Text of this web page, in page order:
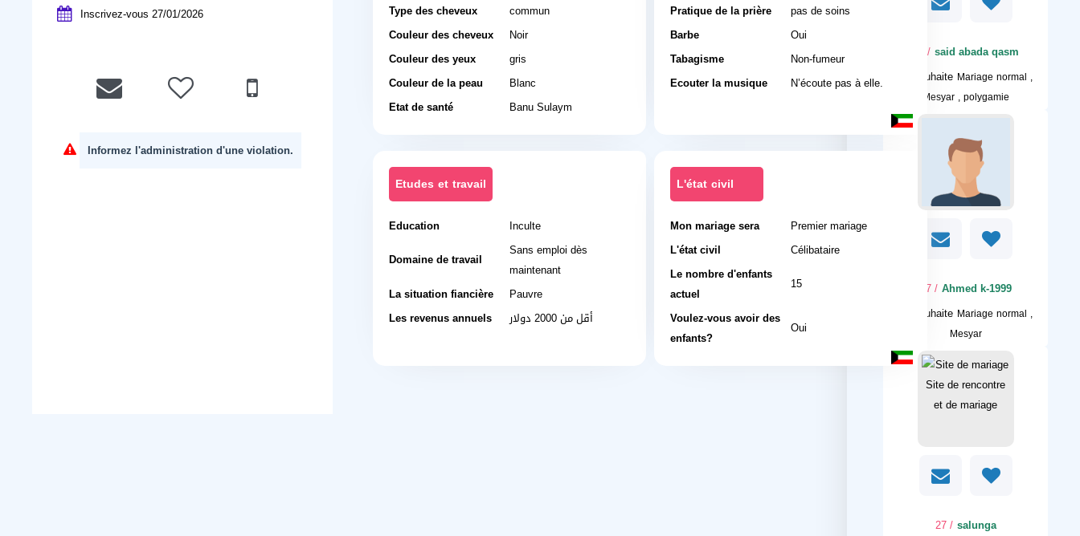
Inscrivez-vous 27/01/2026
Informez l'administration d'une violation.
Type des cheveux
commun
Couleur des cheveux
Noir
Couleur des yeux
gris
Couleur de la peau
Blanc
Etat de santé
Banu Sulaym
Pratique de la prière
pas de soins
Barbe
Oui
Tabagisme
Non-fumeur
Ecouter la musique
N’écoute pas à elle.
Etudes et travail
Education
Inculte
Domaine de travail
Sans emploi dès
maintenant
La situation fiancière
Pauvre
Les revenus annuels
أقل من 2000 دولار
L'état civil
Mon mariage sera
Premier mariage
L'état civil
Célibataire
Le nombre d'enfants
actuel
15
Voulez-vous avoir des
enfants?
Oui
said abada qasm
/ 50
Je souhaite Mariage normal ,
Mesyar , polygamie
Ahmed k-1999
/ 27
Je souhaite Mariage normal ,
Mesyar
salunga
/ 27